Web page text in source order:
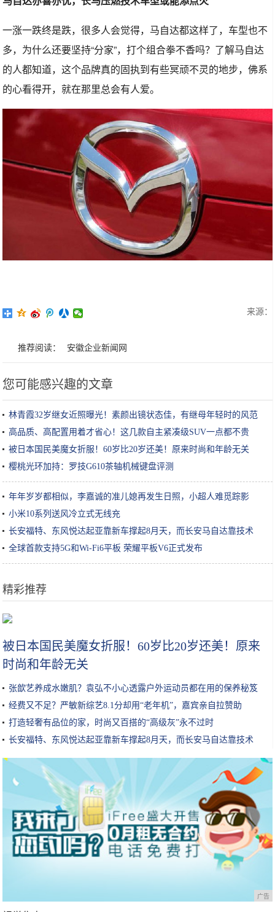
一涨一跌终是跌，很多人会觉得，马自达都这样了，车型也不
多，为什么还要坚持“分家”，打个组合拳不香吗？了解马自达
的人都知道，这个品牌真的固执到有些冥顽不灵的地步，佛系
的心看得开，就在那里总会有人爱。
来源：
推荐阅读： 安徽企业新闻网
您可能感兴趣的文章
林青霞32岁继女近照曝光！素颜出镜状态佳，有继母年轻时的风范
高品质、高配置用着才省心！这几款自主紧凑级SUV一点都不贵
被日本国民美魔女折服！60岁比20岁还美！原来时尚和年龄无关
樱桃光环加持：罗技G610茶轴机械键盘评测
年年岁岁都相似，李嘉诚的准儿媳再发生日照，小超人难觅踪影
小米10系列送风冷立式无线充
长安福特、东风悦达起亚靠新车撑起8月天，而长安马自达靠技术
全球首款支持5G和Wi-Fi6平板 荣耀平板V6正式发布
精彩推荐
被日本国民美魔女折服！60岁比20岁还美！原来
时尚和年龄无关
张歆艺养成水嫩肌？袁弘不小心透露户外运动员都在用的保养秘笈
经费又不足？严敏新综艺8.1分却用“老年机”，嘉宾亲自拉赞助
打造轻奢有品位的家，时尚又百搭的“高级灰”永不过时
长安福特、东风悦达起亚靠新车撑起8月天，而长安马自达靠技术
广告